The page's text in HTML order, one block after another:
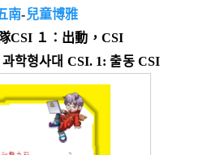
南-兒童博雅
CSI １：出動，CSI
학형사대 CSI. 1: 출동 CSI